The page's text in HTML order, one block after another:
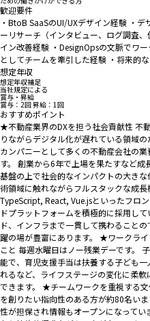
歓迎要件
・BtoB SaaSのUI/UXデザイン経験 ・
ーリサーチ（インタビュー、ログ調査
イン改善経験 ・DesignOpsの文脈でワ
としてチームを牽引した経験 ・将来的
想定年収
想定年収補足
当社規定による
賞与・昇給
賞与：2回 昇給：1回
おすすめポイント
★不動産業界のDXを担う社会貢献性 不
りながらデジタル化が遅れている領域
カンパニーとして多くの不動産会社の
す。 創業から6年で上場を果たすなど
基盤の上で社会的なインパクトの大き
術領域に触れながらフルスタックな成長
TypeScript, React, Vue.jsといったフロ
ドプラットフォームを積極的に採用し
ド、インフラまで一貫して携わること
躍の場が豊富にあります。 ★ワークラ
こと 毎週水曜日はノー残業デーです。
能で、育児支援手当は扶養する子ども
れるなど、ライフステージの変化に柔
できます。 ★チームワークを重視する
を創りたい指向性のある方が約80名い
性が担保され情報もオープンになって